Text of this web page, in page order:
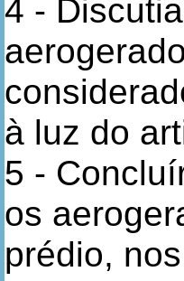
4 -
à luz do
5 -
os
prédio,